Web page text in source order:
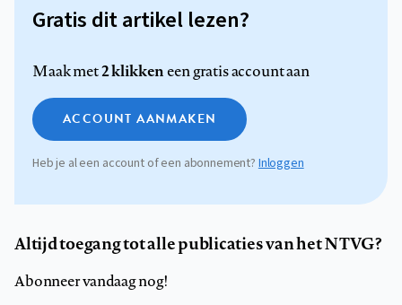
Gratis dit artikel lezen?
Maak met2 klikkeneen gratis account aan
ACCOUNT AANMAKEN
Heb je al een account of een abonnement? Inloggen
Altijd toegang tot alle publicaties van het NTVG?
Abonneer vandaag nog!